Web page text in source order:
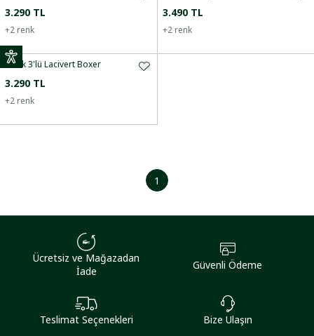
3.290 TL
+2 renk
3.490 TL
+2 renk
Erkek 3'lü Lacivert Boxer
3.290 TL
+2 renk
1
Ücretsiz ve Mağazadan
İade
Güvenli Ödeme
Teslimat Seçenekleri Bize Ulaşın